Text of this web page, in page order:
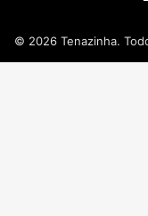
© 2026 Tenazinha.